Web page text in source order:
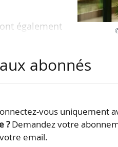
également
abonnés
vous uniquement
?Demandez votre
email.